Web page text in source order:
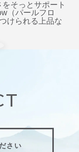
そっとサポート
（パールフロ
けられる上品な
さい